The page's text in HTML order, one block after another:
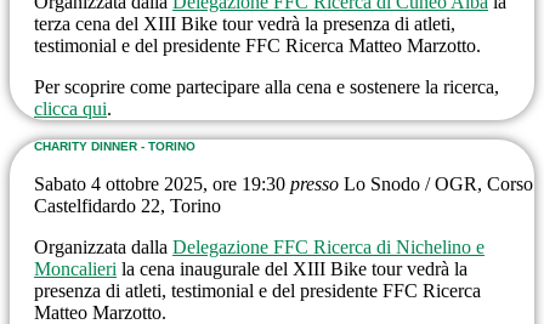
terza cena del XIII Bike tour vedrà la presenza di atleti,
testimonial e del presidente FFC Ricerca Matteo Marzotto.
Per scoprire come partecipare alla cena e sostenere la ricerca,
clicca qui.
CHARITY DINNER - TORINO
Sabato 4 ottobre 2025, ore 19:30 presso Lo Snodo / OGR, Corso
Castelfidardo 22, Torino
Organizzata dalla Delegazione FFC Ricerca di Nichelino e
Moncalieri la cena inaugurale del XIII Bike tour vedrà la
presenza di atleti, testimonial e del presidente FFC Ricerca
Matteo Marzotto.